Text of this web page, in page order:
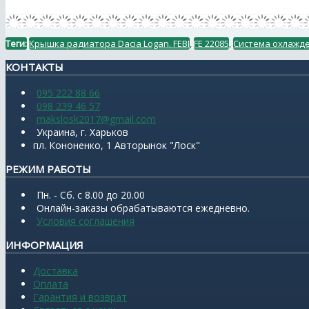
Теги:Крышка радиатора Dacia Logan. FEBI,FE 22085,Система
КОНТАКТЫ
095 222 88 66
098 239 46 57
makslosk2017@gmail.com
Украина, г. Харьков
пл. Кононенко, 1 Авторынок "Лоск"
РЕЖИМ РАБОТЫ
Пн. - Сб. с 8.00 до 20.00
Онлайн-заказы обрабатываются ежедневно.
Условия соглашения
ИНФОРМАЦИЯ
Доставка
Оплата
Гарантия и возврат